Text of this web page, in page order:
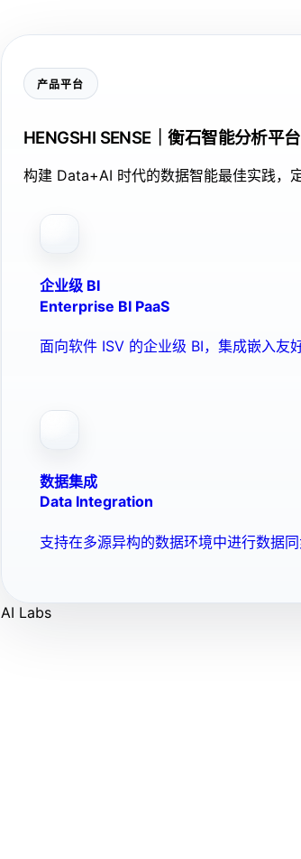
产品平台
HENGSHI SENSE｜衡石智能分析平台
构建 Data+AI 时代的数据智能最佳实践，
企业级 BI
Enterprise BI PaaS
面向软件 ISV 的企业级 BI，集成嵌入友
数据集成
Data Integration
支持在多源异构的数据环境中进行数据
AI Labs